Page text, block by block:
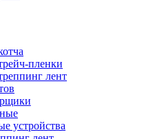
пленки
лент
устройства